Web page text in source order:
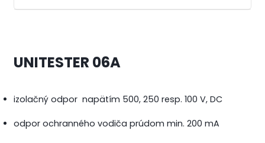
UNITESTER 06A
izolačný odpor napätím 500, 250 resp. 100 V, DC
odpor ochranného vodiča prúdom min. 200 mA